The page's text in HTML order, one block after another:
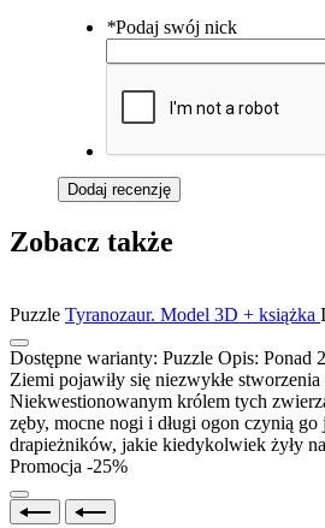
*Podaj swój nick
Dodaj recenzję
Zobacz także
Puzzle Tyranozaur. Model 3D + książka
Dostępne warianty: Puzzle Opis: Ponad
Ziemi pojawiły się niezwykłe
Niekwestionowanym królem tych
zęby, mocne nogi i długi ogon czynią
drapieżników, jakie kiedykolwiek żyły
Promocja -25%